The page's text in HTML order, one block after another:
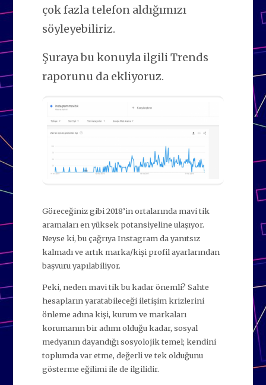
çok fazla telefon aldığımızı
söyleyebiliriz.
Şuraya bu konuyla ilgili Trends
raporunu da ekliyoruz.
Göreceğiniz gibi 2018’in ortalarında mavi tik
aramaları en yüksek potansiyeline ulaşıyor.
Neyse ki, bu çağrıya Instagram da yanıtsız
kalmadı ve artık marka/kişi profil ayarlarından
başvuru yapılabiliyor.
Peki, neden mavi tik bu kadar önemli? Sahte
hesapların yaratabileceği iletişim krizlerini
önleme adına kişi, kurum ve markaları
korumanın bir adımı olduğu kadar, sosyal
medyanın dayandığı sosyolojik temel; kendini
toplumda var etme, değerli ve tek olduğunu
gösterme eğilimi ile de ilgilidir.